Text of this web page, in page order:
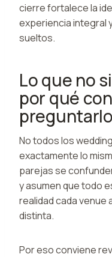
cierre fortalece la
experiencia integral
sueltos.
Lo que no
por qué
preguntarlo
No todos los
exactamente lo
parejas se
y asumen que todo
realidad cada venue
distinta.
Por eso conviene